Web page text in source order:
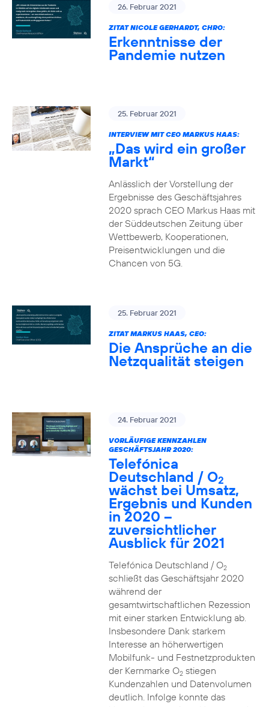
26. Februar 2021
ZITAT NICOLE GERHARDT, CHRO:
Erkenntnisse der
Pandemie nutzen
25. Februar 2021
INTERVIEW MIT CEO MARKUS HAAS:
„Das wird ein großer
Markt“
Anlässlich der Vorstellung der
Ergebnisse des Geschäftsjahres
2020 sprach CEO Markus Haas mit
der Süddeutschen Zeitung über
Wettbewerb, Kooperationen,
Preisentwicklungen und die
Chancen von 5G.
25. Februar 2021
ZITAT MARKUS HAAS, CEO:
Die Ansprüche an die
Netzqualität steigen
24. Februar 2021
VORLÄUFIGE KENNZAHLEN
GESCHÄFTSJAHR 2020:
Telefónica
Deutschland / O2
wächst bei Umsatz,
Ergebnis und Kunden
in 2020 –
zuversichtlicher
Ausblick für 2021
Telefónica Deutschland / O2
schließt das Geschäftsjahr 2020
während der
gesamtwirtschaftlichen Rezession
mit einer starken Entwicklung ab.
Insbesondere Dank starkem
Interesse an höherwertigen
Mobilfunk- und Festnetzprodukten
der Kernmarke O2stiegen
Kundenzahlen und Datenvolumen
deutlich. Infolge konnte das